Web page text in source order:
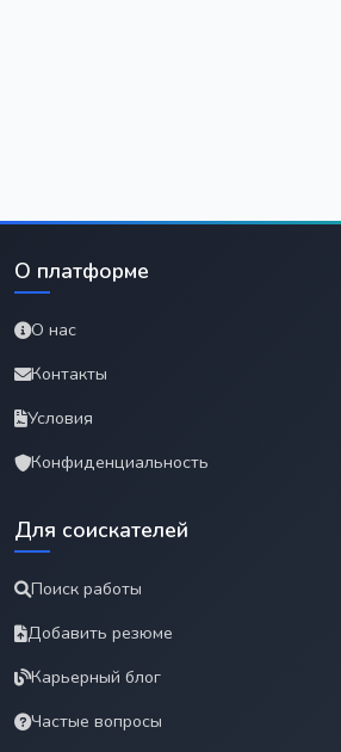
О платформе
О нас
Контакты
Условия
Конфиденциальность
Для соискателей
Поиск работы
Добавить резюме
Карьерный блог
Частые вопросы